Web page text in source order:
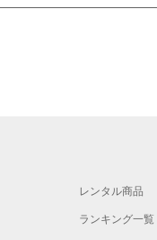
レンタル商品
ランキング一覧